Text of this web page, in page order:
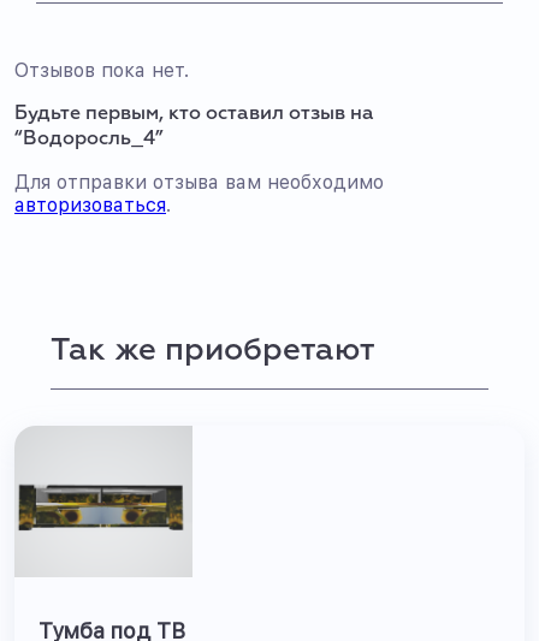
Отзывов пока нет.
Будьте первым, кто оставил отзыв на
“Водоросль_4”
Для отправки отзыва вам необходимо
авторизоваться.
Так же приобретают
Тумба под ТВ